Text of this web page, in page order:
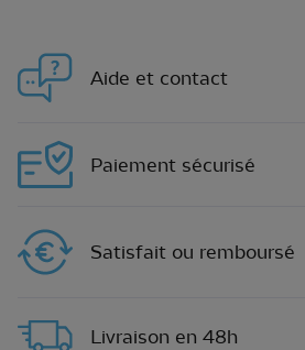
Aide et contact
Paiement sécurisé
Satisfait ou remboursé
Livraison en 48h